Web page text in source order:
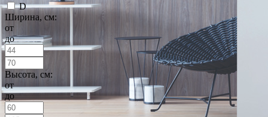
D
Ширина, см:
от
до
Высота, см:
от
до